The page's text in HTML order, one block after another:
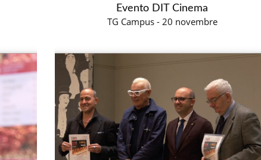
Evento DIT Cinema
TG Campus - 20 novembre